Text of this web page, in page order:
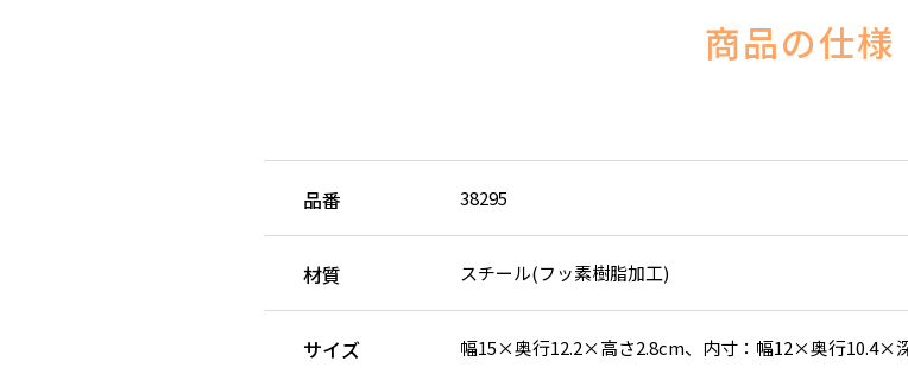
商品の仕様
品番 38295
材質 スチール(フッ素樹脂加工)
サイズ 幅15×奥行12.2×高さ2.8cm、内寸：幅12×奥行10.4×